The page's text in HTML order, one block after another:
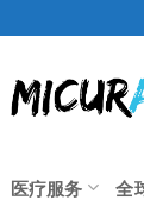
医疗服务 全